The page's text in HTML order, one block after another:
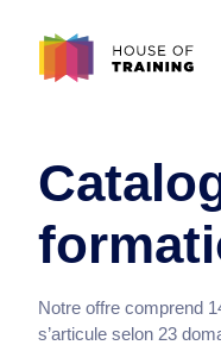
Notre offre comprend
s’articule selon 23